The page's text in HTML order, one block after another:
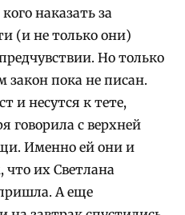
наказать за
(и не только они)
Но только
закон пока не писан.
и несутся к тете,
говорила с верхней
Именно ей они и
что их Светлана
А еще